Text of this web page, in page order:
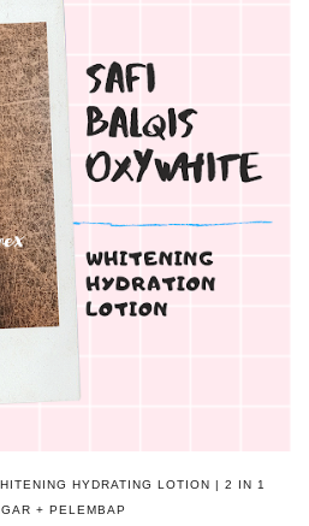
HYDRATING LOTION | 2 IN 1
+ PELEMBAP